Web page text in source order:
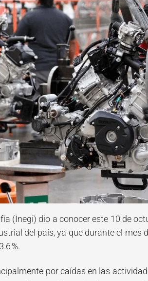
(Inegi) dio a conocer este 10 de
del país, ya que durante el mes
%.
por caídas en las